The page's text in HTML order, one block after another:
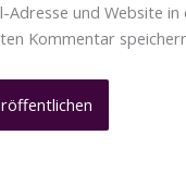
Adresse und Website
Kommentar